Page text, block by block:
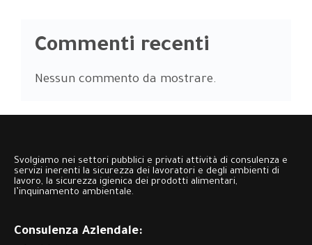
Commenti recenti
Nessun commento da mostrare.
Svolgiamo nei settori pubblici e privati attività di consulenza e
servizi inerenti la sicurezza dei lavoratori e degli ambienti di
lavoro, la sicurezza igienica dei prodotti alimentari,
l’inquinamento ambientale.
Consulenza Aziendale: